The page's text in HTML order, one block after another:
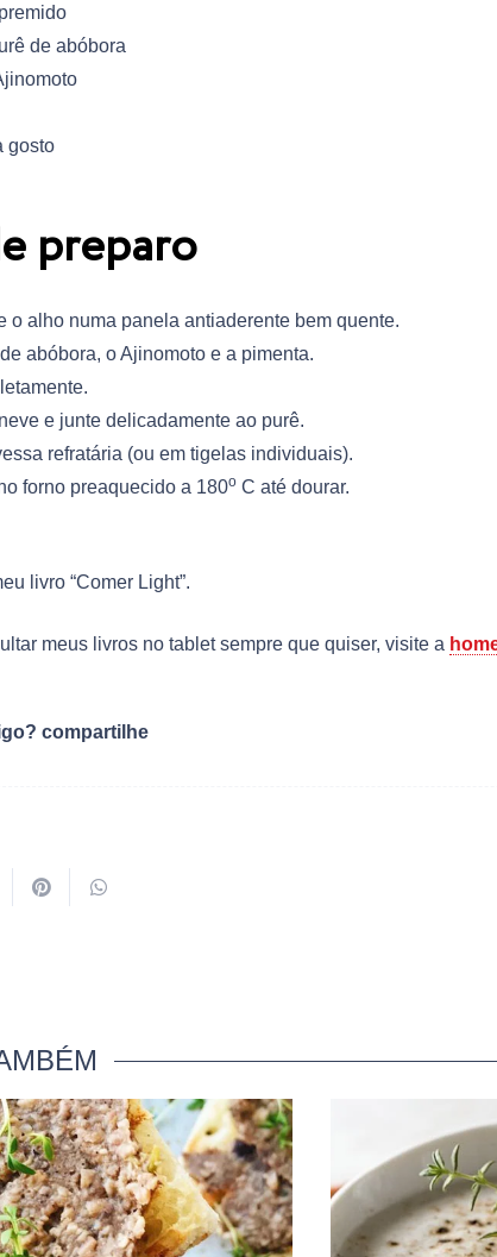
de abóbora
gosto
preparo
o alho numa panela antiaderente bem quente.
abóbora, o Ajinomoto e a pimenta.
e junte delicadamente ao purê.
refratária (ou em tigelas individuais).
forno preaquecido a 180o C até dourar.
livro “Comer Light”.
meus livros no tablet sempre que quiser, visite a
compartilhe